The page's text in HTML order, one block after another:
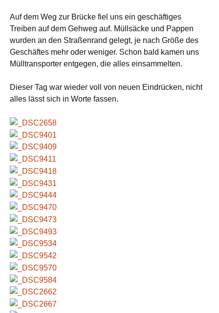
Auf dem Weg zur Brücke fiel uns ein geschäftiges
Treiben auf dem Gehweg auf. Müllsäcke und Pappen
wurden an den Straßenrand gelegt, je nach Größe des
Geschäftes mehr oder weniger. Schon bald kamen uns
Mülltransporter entgegen, die alles einsammelten.
Dieser Tag war wieder voll von neuen Eindrücken, nicht
alles lässt sich in Worte fassen.